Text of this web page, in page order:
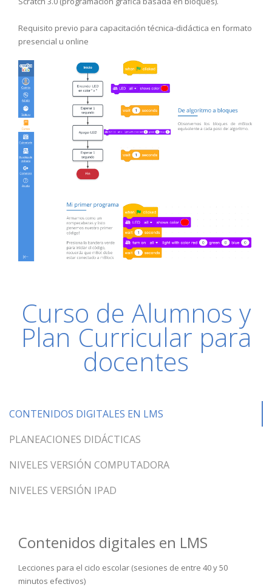
Requisito previo para capacitación técnica-didáctica en formato
presencial u online
Curso de Alumnos y
Plan Curricular para
docentes
CONTENIDOS DIGITALES EN LMS
PLANEACIONES DIDÁCTICAS
NIVELES VERSIÓN COMPUTADORA
NIVELES VERSIÓN IPAD
Contenidos digitales en LMS
Lecciones para el ciclo escolar (sesiones de entre 40 y 50
minutos efectivos)